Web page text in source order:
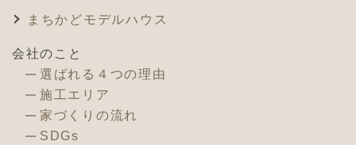
まちかどモデルハウス
会社のこと
選ばれる４つの理由
施工エリア
家づくりの流れ
SDGs